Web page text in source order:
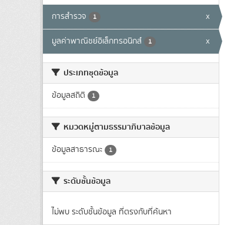
การสำรวจ 1 x
มูลค่าพาณิชย์อิเล็กทรอนิกส์ 1 x
ประเภทชุดข้อมูล
ข้อมูลสถิติ 1
หมวดหมู่ตามธรรมาภิบาลข้อมูล
ข้อมูลสาธารณะ 1
ระดับชั้นข้อมูล
ไม่พบ ระดับชั้นข้อมูล ที่ตรงกับที่ค้นหา